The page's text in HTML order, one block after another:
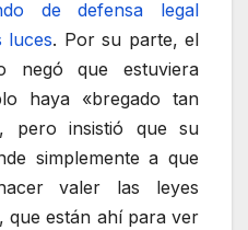
de defensa legal
luces. Por su parte, el
negó que estuviera
haya «bregado tan
pero insistió que su
simplemente a que
valer las leyes
que están ahí para ver